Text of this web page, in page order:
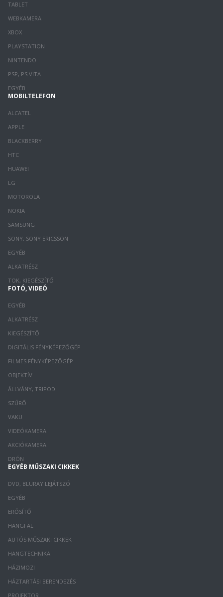
TABLET
WEBKAMERA
XBOX
PLAYSTATION
NINTENDO
PSP, PS VITA
EGYÉB
MOBILTELEFON
ALCATEL
APPLE
BLACKBERRY
HTC
HUAWEI
LG
MOTOROLA
NOKIA
SAMSUNG
SONY, SONY ERICSSON
EGYÉB
ALKATRÉSZ
TOK, KIEGÉSZÍTŐ
FOTÓ, VIDEÓ
EGYÉB
ALKATRÉSZ
KIEGÉSZÍTŐ
DIGITÁLIS FÉNYKÉPEZŐGÉP
FILMES FÉNYKÉPEZŐGÉP
OBJEKTÍV
ÁLLVÁNY, TRIPOD
SZŰRŐ
VAKU
VIDEÓKAMERA
AKCIÓKAMERA
DRÓN
EGYÉB MŰSZAKI CIKKEK
DVD, BLURAY LEJÁTSZÓ
EGYÉB
ERŐSÍTŐ
HANGFAL
AUTÓS MŰSZAKI CIKKEK
HANGTECHNIKA
HÁZIMOZI
HÁZTARTÁSI BERENDEZÉS
PROJEKTOR